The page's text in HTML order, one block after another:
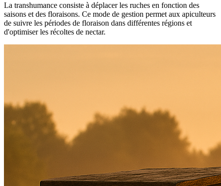
La transhumance consiste à déplacer les ruches en fonction des
saisons et des floraisons. Ce mode de gestion permet aux apiculteurs
de suivre les périodes de floraison dans différentes régions et
d'optimiser les récoltes de nectar.